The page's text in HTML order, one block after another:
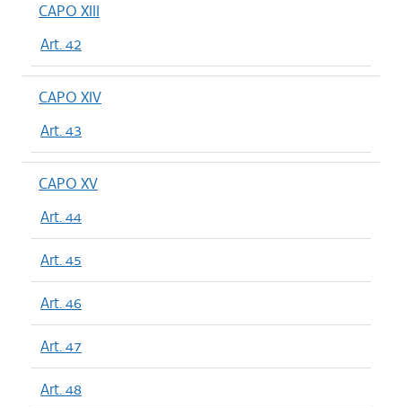
CAPO XIII
Art. 42
CAPO XIV
Art. 43
CAPO XV
Art. 44
Art. 45
Art. 46
Art. 47
Art. 48